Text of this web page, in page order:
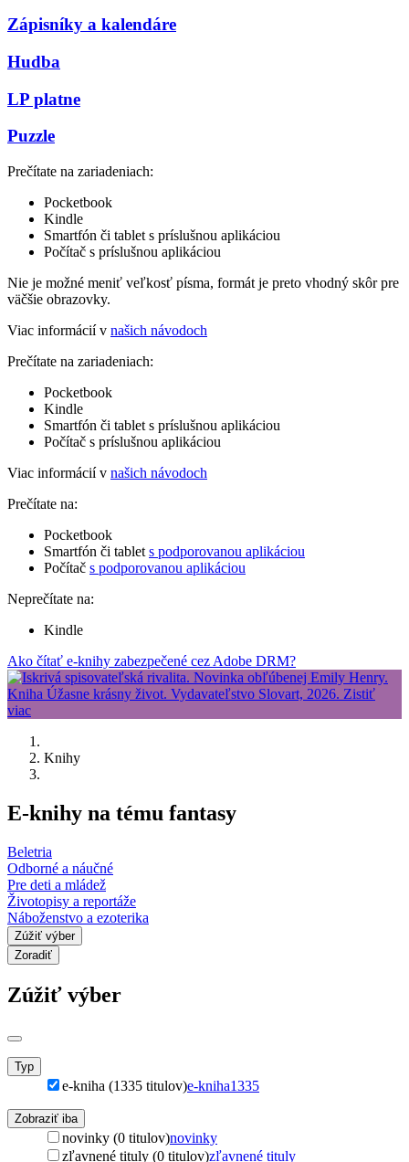
Zápisníky a kalendáre
Hudba
LP platne
Puzzle
Prečítate na zariadeniach:
Pocketbook
Kindle
Smartfón či tablet s príslušnou aplikáciou
Počítač s príslušnou aplikáciou
Nie je možné meniť veľkosť písma, formát je preto vhodný skôr pre
väčšie obrazovky.
Viac informácií v našich návodoch
Prečítate na zariadeniach:
Pocketbook
Kindle
Smartfón či tablet s príslušnou aplikáciou
Počítač s príslušnou aplikáciou
Viac informácií v našich návodoch
Prečítate na:
Pocketbook
Smartfón či tablet s podporovanou aplikáciou
Počítač s podporovanou aplikáciou
Neprečítate na:
Kindle
Ako čítať e-knihy zabezpečené cez Adobe DRM?
Knihy
E-knihy na tému fantasy
Beletria
Odborné a náučné
Pre deti a mládež
Životopisy a reportáže
Náboženstvo a ezoterika
Zúžiť výber
Zoradiť
Zúžiť výber
Typ
e-kniha (1335 titulov)e-kniha1335
Zobraziť iba
novinky (0 titulov)novinky
zľavnené tituly (0 titulov)zľavnené tituly